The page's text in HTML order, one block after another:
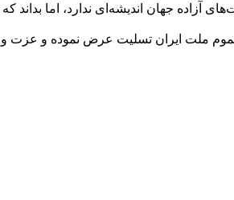
جهان اندیشه‌ای ندارد، اما بداند
ملت ایران تسلیت عرض نموده و عزت و